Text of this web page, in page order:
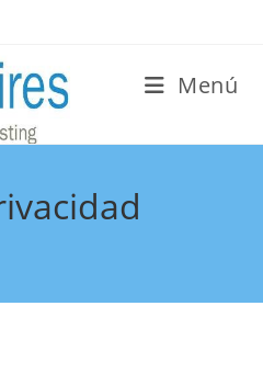
Menú